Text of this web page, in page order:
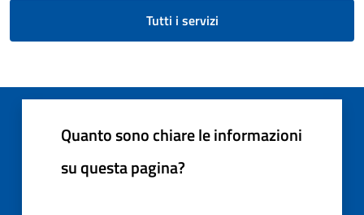
Tutti i servizi
Quanto sono chiare le informazioni
su questa pagina?